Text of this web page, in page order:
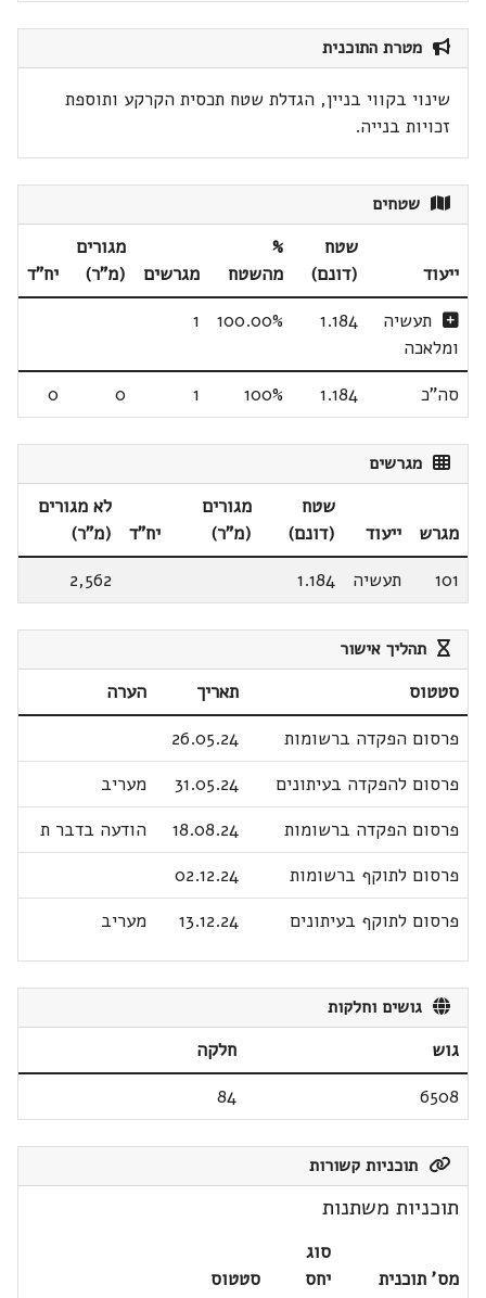
מטרת התוכנית
שינוי בקווי בניין, הגדלת שטח תכסית הקרקע ותוספת
זכויות בנייה.
שטחים
ייעוד
שטח
(דונם)
%
מהשטח
מגרשים
מגורים
(מ"ר)
יח"ד
תעשיה
ומלאכה
1.184
100.00%
1
סה"כ 1.184
100%
1
0
0
מגרשים
מגרש ייעוד
שטח
(דונם)
מגורים
(מ"ר)
יח"ד
לא מגורים
(מ"ר)
101
תעשיה 1.184
2,562
תהליך אישור
סטטוס תאריך
הערה
פרסום הפקדה ברשומות
26.05.24
פרסום להפקדה בעיתונים
31.05.24
מעריב
פרסום הפקדה ברשומות
18.08.24
הודעה בדבר ת
פרסום לתוקף ברשומות
02.12.24
פרסום לתוקף בעיתונים
13.12.24 מעריב
גושים וחלקות
גוש
חלקה
6508
84
תוכניות קשורות
תוכניות משתנות
מס' תוכנית
סוג
יחס
סטטוס